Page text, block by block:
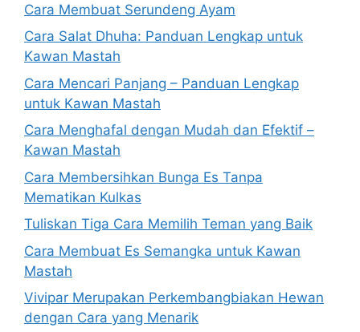
Cara Membuat Serundeng Ayam
Cara Salat Dhuha: Panduan Lengkap untuk
Kawan Mastah
Cara Mencari Panjang – Panduan Lengkap
untuk Kawan Mastah
Cara Menghafal dengan Mudah dan Efektif –
Kawan Mastah
Cara Membersihkan Bunga Es Tanpa
Mematikan Kulkas
Tuliskan Tiga Cara Memilih Teman yang Baik
Cara Membuat Es Semangka untuk Kawan
Mastah
Vivipar Merupakan Perkembangbiakan Hewan
dengan Cara yang Menarik